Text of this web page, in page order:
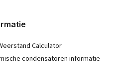
Calculator
condensatoren informatie